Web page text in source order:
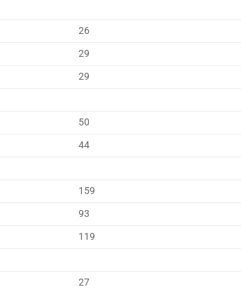
26
29
29
50
44
159
93
119
27